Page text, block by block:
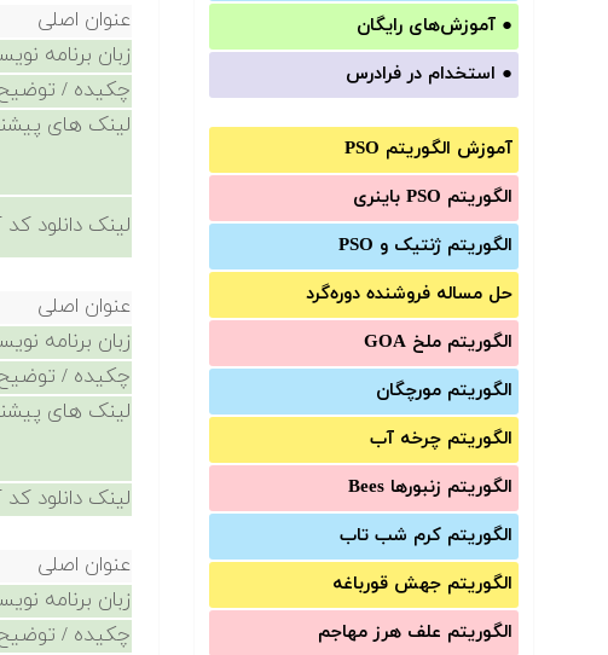
● آموزش‌های رایگان
● استخدام در فرادرس
آموزش الگوریتم PSO
الگوریتم PSO باینری
الگوریتم ژنتیک و PSO
حل مساله فروشنده دوره‌گرد
الگوریتم ملخ GOA
الگوریتم مورچگان
الگوریتم چرخه آب
الگوریتم زنبورها Bees
الگوریتم کرم شب تاب
الگوریتم جهش قورباغه
الگوریتم علف هرز مهاجم
عنوان اصلی
زبان برنامه
چکیده /
لینک های
لینک دانلود کد
عنوان اصلی
زبان برنامه
چکیده /
لینک های
لینک دانلود کد
عنوان اصلی
زبان برنامه
چکیده /